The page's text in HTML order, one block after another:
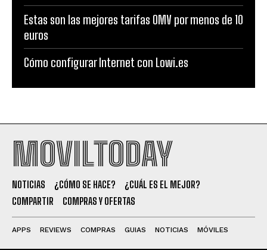
Estas son las mejores tarifas OMV por menos de 10
euros
Cómo configurar Internet con Lowi.es
MOVILTODAY
NOTICIAS ¿CÓMO SE HACE?
¿CUÁL ES EL MEJOR?
COMPARTIR
COMPRAS Y OFERTAS
APPS REVIEWS COMPRAS GUIAS NOTICIAS MÓVILES